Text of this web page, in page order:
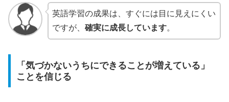
英語学習の成果は、すぐには目に見えにくい
ですが、 確実に成長しています。
「気づかないうちにできることが増えている」
ことを信じる